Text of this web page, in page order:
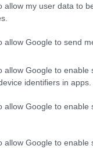
allow my user data to
allow Google to send
allow Google to
identifiers in apps.
allow Google to
allow Google to enable
verso nuove
l’arrivo di
capacità di
storie così
questa nuova
4
le